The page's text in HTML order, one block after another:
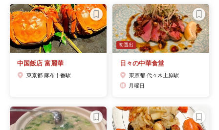
中国飯店 富麗華
東京都 麻布十番駅
初選出
日々の中華食堂
東京都 代々木上原駅
月曜日